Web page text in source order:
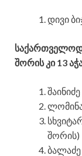
დივი
შორის კი 13
შორის)